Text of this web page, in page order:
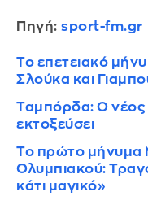
Πηγή: sport-fm.gr
To επετειακό
Σλούκα και
Ταμπόρδα: Ο νέος
εκτοξεύσει
Το πρώτο μήνυμα
Ολυμπιακού:
κάτι μαγικό»